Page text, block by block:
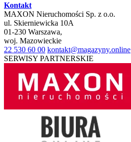
Kontakt
MAXON Nieruchomości Sp. z o.o.
ul. Skierniewicka 10A
01-230 Warszawa,
woj. Mazowieckie
22 530 60 00 kontakt@magazyny.online
SERWISY PARTNERSKIE